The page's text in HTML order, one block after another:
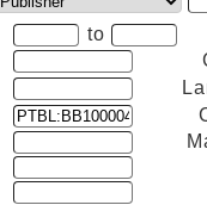
to